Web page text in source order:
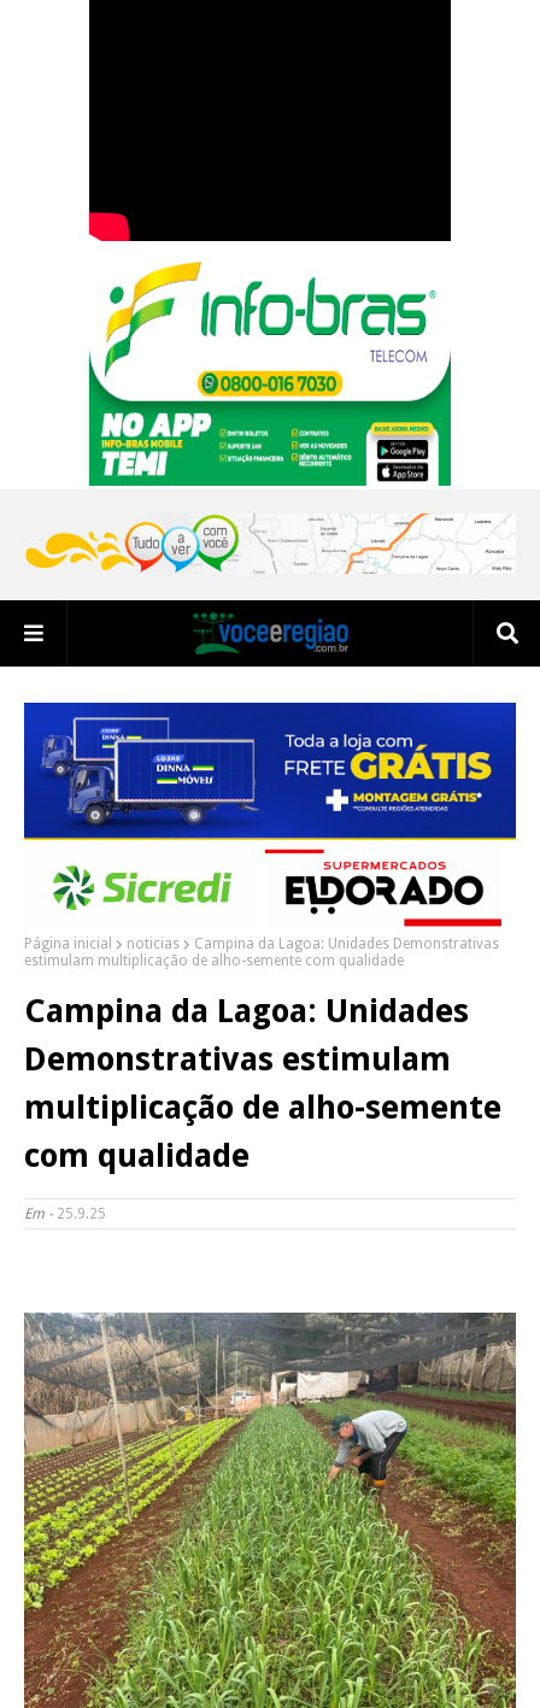
Página inicial noticias
Campina da Lagoa: Unidades Demonstrativas
estimulam multiplicação de alho-semente com qualidade
Campina da Lagoa: Unidades
Demonstrativas estimulam
multiplicação de alho-semente
com qualidade
Em - 25.9.25